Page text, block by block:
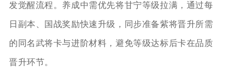
发觉醒流程。养成中需优先将甘宁等级拉满，通过每
日副本、国战奖励快速升级，同步准备紫将晋升所需
的同名武将卡与进阶材料，避免等级达标后卡在品质
晋升环节。